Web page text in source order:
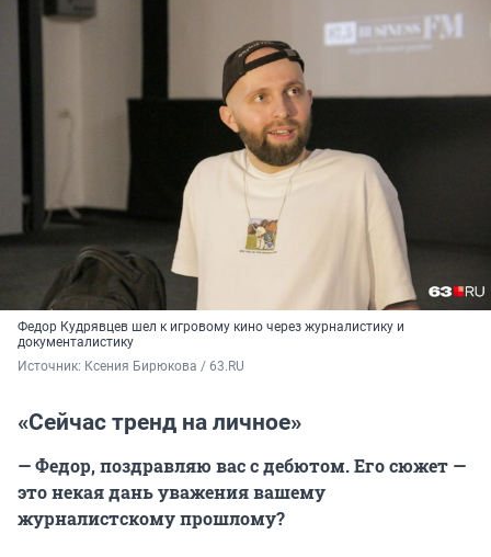
Федор Кудрявцев шел к игровому кино через журналистику и
документалистику
Источник: Ксения Бирюкова / 63.RU
«Сейчас тренд на личное»
— Федор, поздравляю вас с дебютом. Его сюжет —
это некая дань уважения вашему
журналистскому прошлому?